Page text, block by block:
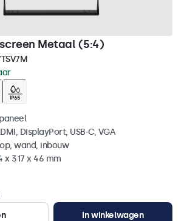
Metaal (5:4)
DisplayPort, USB-C, VGA
wand, inbouw
x 317 x 46 mm
In winkelwagen